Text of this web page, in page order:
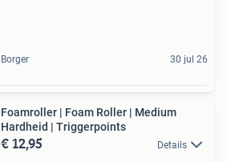
Borger 30 jul 26
Foamroller | Foam Roller | Medium
Hardheid | Triggerpoints
€ 12,95 Details